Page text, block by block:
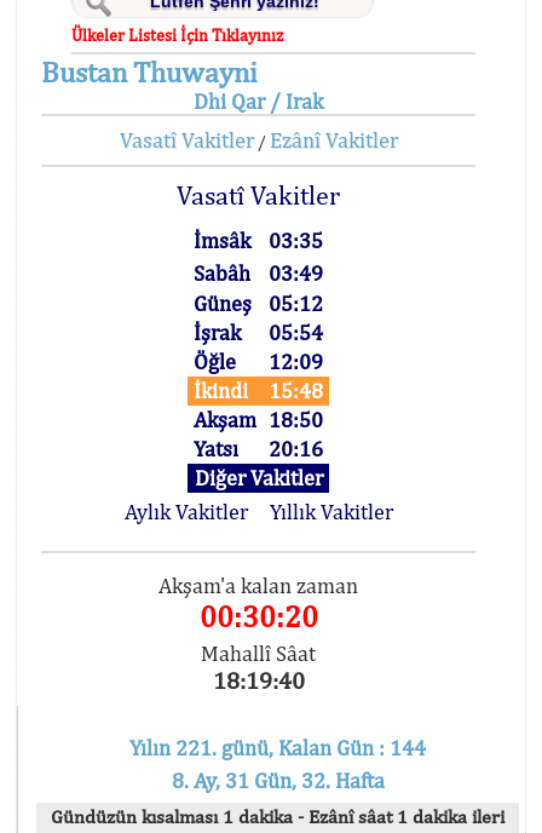
Ülkeler Listesi İçin Tıklayınız
Bustan Thuwayni
Dhi Qar / Irak
Vasatî Vakitler/ Ezânî Vakitler
Vasatî Vakitler
İmsâk
03:35
Sabâh
03:49
Güneş
05:12
İşrak
05:54
Öğle
12:09
İkindi
15:48
Akşam 18:50
Yatsı
20:16
Diğer Vakitler
Aylık Vakitler
Yıllık Vakitler
Akşam'a kalan zaman
00:30:19
Mahallî Sâat
18:19:41
Yılın 221. günü, Kalan Gün : 144
8. Ay, 31 Gün, 32. Hafta
Gündüzün kısalması 1 dakika - Ezânî sâat 1 dakika ileri